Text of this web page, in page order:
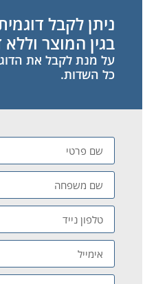
ניתן לקבל
בגין המוצר
על מנת לקבל את
כל השדות.